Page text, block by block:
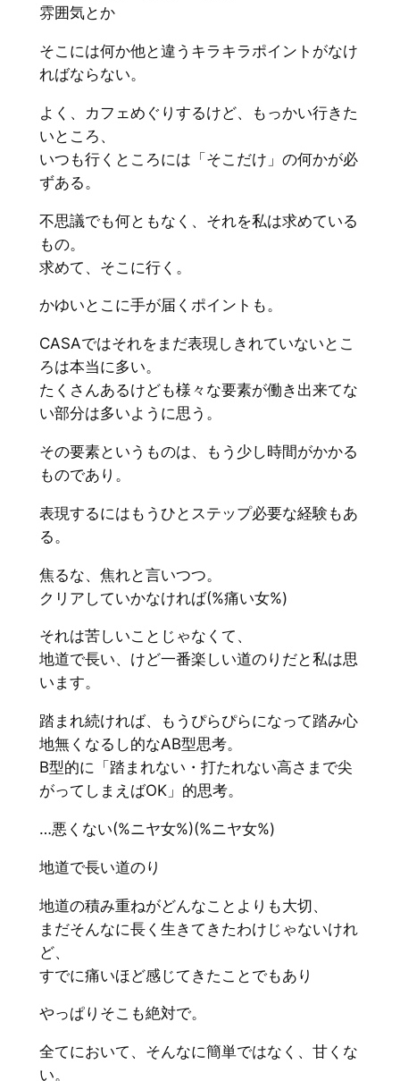
雰囲気とか
そこには何か他と違うキラキラポイントがなけ
ればならない。
よく、カフェめぐりするけど、もっかい行きた
いところ、
いつも行くところには「そこだけ」の何かが必
ずある。
不思議でも何ともなく、それを私は求めている
もの。
求めて、そこに行く。
かゆいとこに手が届くポイントも。
CASAではそれをまだ表現しきれていないとこ
ろは本当に多い。
たくさんあるけども様々な要素が働き出来てな
い部分は多いように思う。
その要素というものは、もう少し時間がかかる
ものであり。
表現するにはもうひとステップ必要な経験もあ
る。
焦るな、焦れと言いつつ。
クリアしていかなければ(%痛い女%)
それは苦しいことじゃなくて、
地道で長い、けど一番楽しい道のりだと私は思
います。
踏まれ続ければ、もうぴらぴらになって踏み心
地無くなるし的なAB型思考。
B型的に「踏まれない・打たれない高さまで尖
がってしまえばOK」的思考。
…悪くない(%ニヤ女%)(%ニヤ女%)
地道で長い道のり
地道の積み重ねがどんなことよりも大切、
まだそんなに長く生きてきたわけじゃないけれ
ど、
すでに痛いほど感じてきたことでもあり
やっぱりそこも絶対で。
全てにおいて、そんなに簡単ではなく、甘くな
い。